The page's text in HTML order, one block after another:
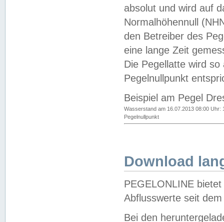
absolut und wird auf
Normalhöhennull
den Betreiber des
eine lange Zeit
Die Pegellatte wird
Pegelnullpunkt
Beispiel am Pegel
Wasserstand am 16.07.2013 08:00 Uhr:
Pegelnullpunkt
Download
PEGELONLINE
Abflusswerte seit
Bei den